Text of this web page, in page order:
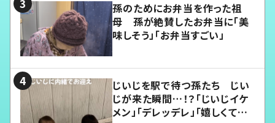
孫のためにお弁当を作った祖
母 孫が絶賛したお弁当に「美
味しそう」「お弁当すごい」
じいじを駅で待つ孫たち じい
じが来た瞬間…！？「じいじイケ
メン」「デレッデレ」「嬉しくて可